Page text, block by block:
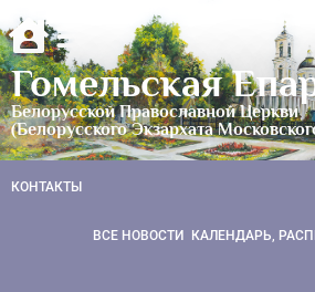
Гомельская
Белорусской Православной Церкви
(Белорусского Экзархата
КОНТАКТЫ
ВСЕ НОВОСТИ КАЛЕНДАРЬ,